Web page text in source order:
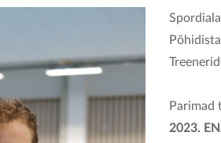
Parimad
2023.